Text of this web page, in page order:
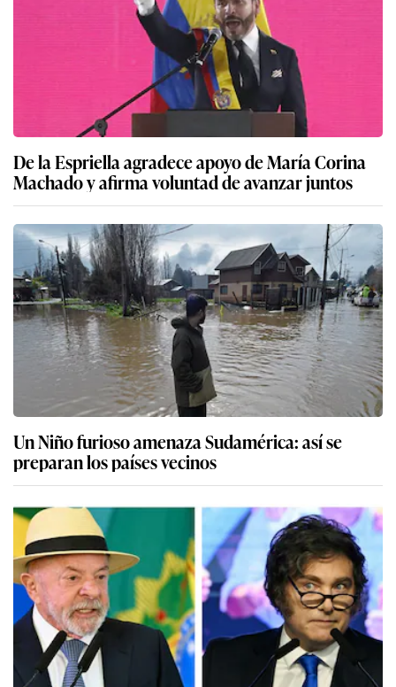
De la Espriella agradece apoyo de María Corina
Machado y afirma voluntad de avanzar juntos
Un Niño furioso amenaza Sudamérica: así se
preparan los países vecinos